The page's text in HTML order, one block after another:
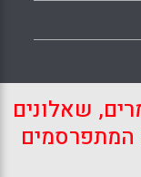
שאלונים
המתפרסמים